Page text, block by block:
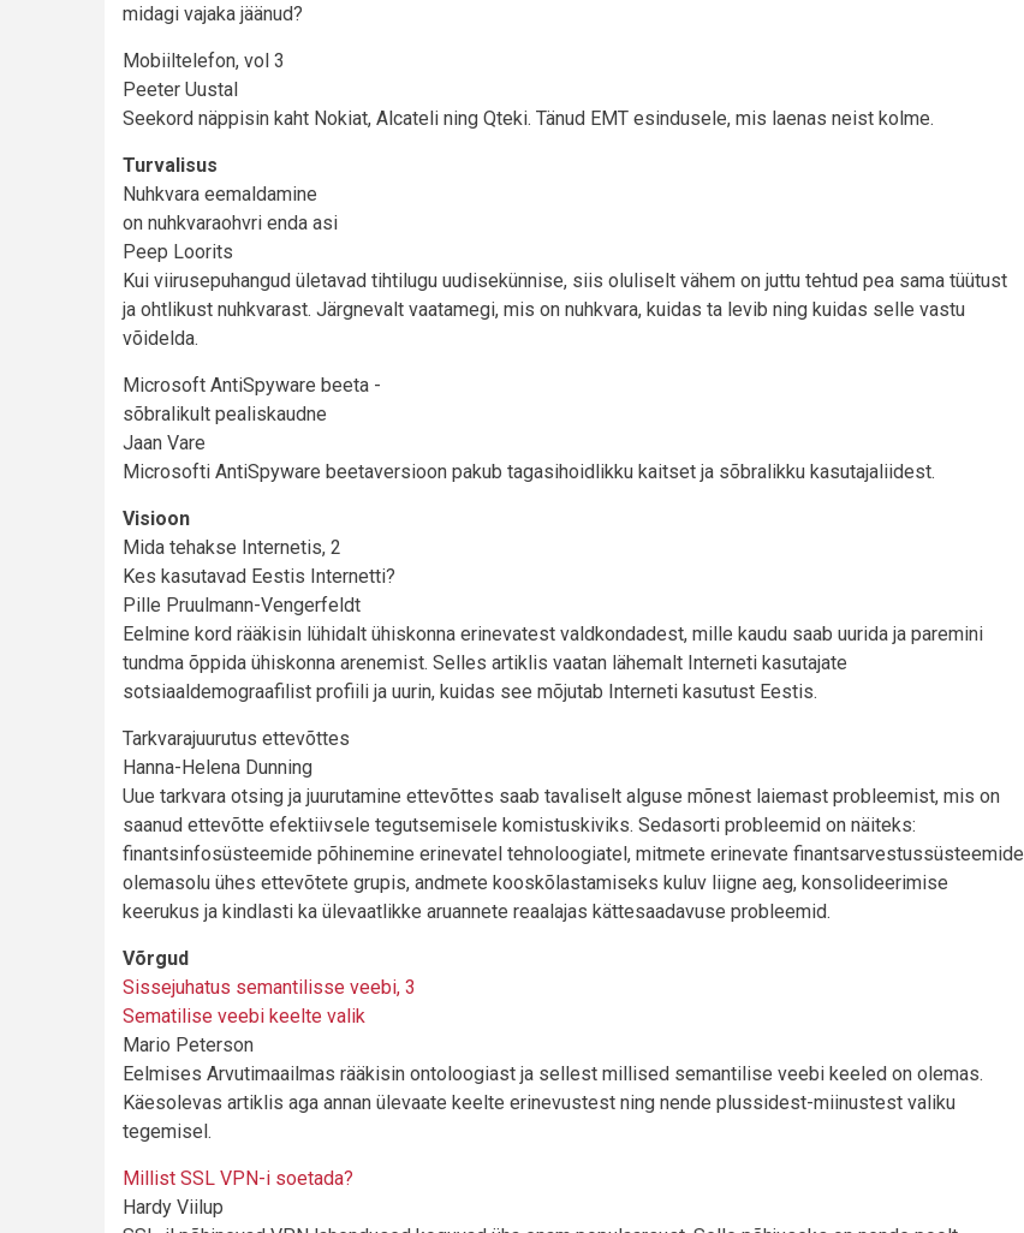
midagi vajaka jäänud?
Mobiiltelefon, vol 3
Peeter Uustal
Seekord näppisin kaht Nokiat, Alcateli ning Qteki. Tänud EMT esindusele, mis laenas neist kolme.
Turvalisus
Nuhkvara eemaldamine
on nuhkvaraohvri enda asi
Peep Loorits
Kui viirusepuhangud ületavad tihtilugu uudisekünnise, siis oluliselt vähem on juttu tehtud pea sama tüütust
ja ohtlikust nuhkvarast. Järgnevalt vaatamegi, mis on nuhkvara, kuidas ta levib ning kuidas selle vastu
võidelda.
Microsoft AntiSpyware beeta -
sõbralikult pealiskaudne
Jaan Vare
Microsofti AntiSpyware beetaversioon pakub tagasihoidlikku kaitset ja sõbralikku kasutajaliidest.
Visioon
Mida tehakse Internetis, 2
Kes kasutavad Eestis Internetti?
Pille Pruulmann-Vengerfeldt
Eelmine kord rääkisin lühidalt ühiskonna erinevatest valdkondadest, mille kaudu saab uurida ja paremini
tundma õppida ühiskonna arenemist. Selles artiklis vaatan lähemalt Interneti kasutajate
sotsiaaldemograafilist profiili ja uurin, kuidas see mõjutab Interneti kasutust Eestis.
Tarkvarajuurutus ettevõttes
Hanna-Helena Dunning
Uue tarkvara otsing ja juurutamine ettevõttes saab tavaliselt alguse mõnest laiemast probleemist, mis on
saanud ettevõtte efektiivsele tegutsemisele komistuskiviks. Sedasorti probleemid on näiteks:
finantsinfosüsteemide põhinemine erinevatel tehnoloogiatel, mitmete erinevate finantsarvestussüsteemide
olemasolu ühes ettevõtete grupis, andmete kooskõlastamiseks kuluv liigne aeg, konsolideerimise
keerukus ja kindlasti ka ülevaatlikke aruannete reaalajas kättesaadavuse probleemid.
Võrgud
Sissejuhatus semantilisse veebi, 3
Sematilise veebi keelte valik
Mario Peterson
Eelmises Arvutimaailmas rääkisin ontoloogiast ja sellest millised semantilise veebi keeled on olemas.
Käesolevas artiklis aga annan ülevaate keelte erinevustest ning nende plussidest-miinustest valiku
tegemisel.
Millist SSL VPN-i soetada?
Hardy Viilup